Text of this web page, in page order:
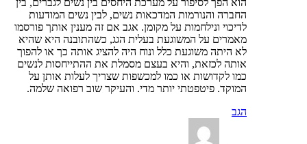
החברה והנורמות המדכאות נשים, לבין נשים המודעות
לדיכוי ונילחמות על מקומן. אגב אם זה מענין אותך פורסמו
מאמרים על המשוגעת בעלית הגג, כשהתובנה היא שהיא
לא היתה משוגעת כלל ונוח היה להציג אותה כך או להפוך
אותה לכזאת, והיא בעצם מסמלת את ההתייחסות לנשים
כמו לקדושות או כמו למכשפות שצריך לעלות אותן על
המוקד. פיטפטתי יותר מדי. והעיקר שוב רפואה שלמה.
הגב